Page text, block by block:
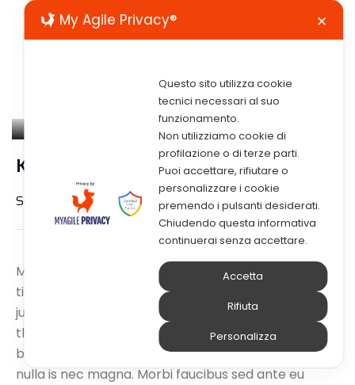
Kristin Watson
Senior QA Engineer
Mauris sapien neque, placerat ut dolor nec, egestas
tincidunt felis. Sed in ornare quam, finibus dui aliquam
justo duis eros quam, semper at libero sed, vehicula
the consequat arcu. In ornare, enim at egestas
bibendum, ligula ante congue arcu, sed ornare sem
nulla is nec magna. Morbi faucibus sed ante eu
My Agile Privacy® ✕
Questo sito utilizza cookie
tecnici necessari al suo
funzionamento.
Non utilizziamo cookie di
profilazione o di terze parti.
Puoi accettare, rifiutare o
personalizzare i cookie
premendo i pulsanti desiderati.
Chiudendo questa informativa
continuerai senza accettare.
Accetta
Rifiuta
Personalizza